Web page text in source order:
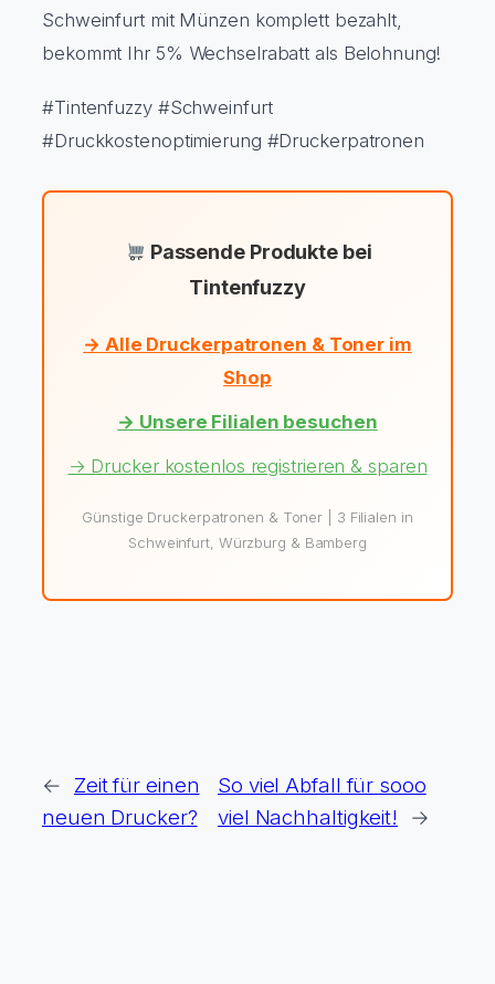
Schweinfurt mit Münzen komplett bezahlt,
bekommt Ihr 5% Wechselrabatt als Belohnung!
#Tintenfuzzy #Schweinfurt
#Druckkostenoptimierung #Druckerpatronen
Passende Produkte bei
Tintenfuzzy
→ Alle Druckerpatronen & Toner im
Shop
→ Unsere Filialen besuchen
→ Drucker kostenlos registrieren & sparen
Günstige Druckerpatronen & Toner | 3 Filialen in
Schweinfurt, Würzburg & Bamberg
←
Zeit für einen
neuen Drucker?
So viel Abfall für sooo
viel Nachhaltigkeit!
→